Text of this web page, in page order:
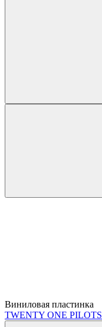
Виниловая пластинка
TWENTY ONE PILOTS